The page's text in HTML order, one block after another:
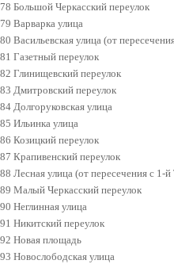
78 Большой Черкасский переулок
79 Варварка улица
80 Васильевская улица (от
81 Газетный переулок
82 Глинищевский переулок
83 Дмитровский переулок
84 Долгоруковская улица
85 Ильинка улица
86 Козицкий переулок
87 Крапивенский переулок
88 Лесная улица (от пересечения с 1-
89 Малый Черкасский переулок
90 Неглинная улица
91 Никитский переулок
92 Новая площадь
93 Новослободская улица